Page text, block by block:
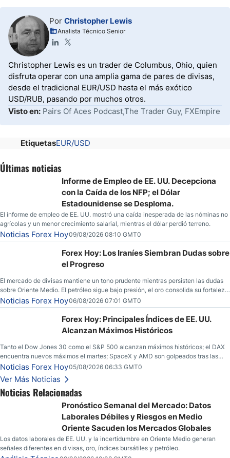
Por Christopher Lewis
Analista Técnico Senior
Christopher Lewis es un trader de Columbus, Ohio, quien
disfruta operar con una amplia gama de pares de divisas,
desde el tradicional EUR/USD hasta el más exótico
USD/RUB, pasando por muchos otros.
Visto en: Pairs Of Aces Podcast,The Trader Guy, FXEmpire
EtiquetasEUR/USD
Últimas noticias
Informe de Empleo de EE. UU. Decepciona
con la Caída de los NFP; el Dólar
Estadounidense se Desploma.
El informe de empleo de EE. UU. mostró una caída inesperada de las nóminas no
agrícolas y un menor crecimiento salarial, mientras el dólar perdió terreno.
Noticias Forex Hoy09/08/2026 08:10 GMT0
Forex Hoy: Los Iraníes Siembran Dudas sobre
el Progreso
El mercado de divisas mantiene un tono prudente mientras persisten las dudas
sobre Oriente Medio. El petróleo sigue bajo presión, el oro consolida su fortaleza
y los operadores esperan nuevas referencias económicas desde Estados
Unidos.
Noticias Forex Hoy06/08/2026 07:01 GMT0
Forex Hoy: Principales Índices de EE. UU.
Alcanzan Máximos Históricos
Tanto el Dow Jones 30 como el S&P 500 alcanzan máximos históricos; el DAX
encuentra nuevos máximos el martes; SpaceX y AMD son golpeados tras las
llamadas de ganancias; el petróleo crudo cae por debajo de los $80 con nuevas
esperanzas; el dólar estadounidense continúa intentando estabilizarse frente al
yen; el peso mexicano ve un repunte a medida que las tasas caen en EE. UU.
Noticias Forex Hoy05/08/2026 06:33 GMT0
Ver Más Noticias
Noticias Relacionadas
Pronóstico Semanal del Mercado: Datos
Laborales Débiles y Riesgos en Medio
Oriente Sacuden los Mercados Globales
Los datos laborales de EE. UU. y la incertidumbre en Oriente Medio generan
señales diferentes en divisas, oro, índices bursátiles y petróleo.